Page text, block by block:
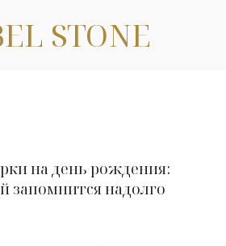
STONE
на день рождения:
запомнится надолго